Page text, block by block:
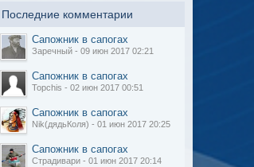
Последние комментарии
Сапожник в сапогах
Заречный - 09 июн 2017 02:21
Сапожник в сапогах
Topchis - 02 июн 2017 00:51
Сапожник в сапогах
Nik(дядьКоля) - 01 июн 2017 20:25
Сапожник в сапогах
Страдивари - 01 июн 2017 20:14